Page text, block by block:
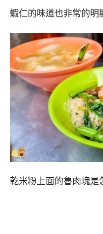
蝦仁的味道也非常的明
乾米粉上面的魯肉塊是